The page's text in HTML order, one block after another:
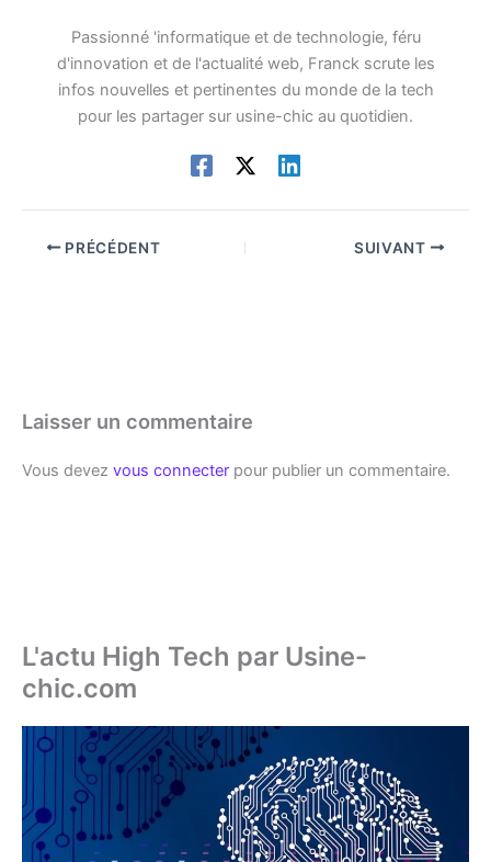
Passionné 'informatique et de technologie, féru
d'innovation et de l'actualité web, Franck scrute les
infos nouvelles et pertinentes du monde de la tech
pour les partager sur usine-chic au quotidien.
PRÉCÉDENT SUIVANT
Laisser un commentaire
Vous devez vous connecter pour publier un commentaire.
L'actu High Tech par Usine-
chic.com